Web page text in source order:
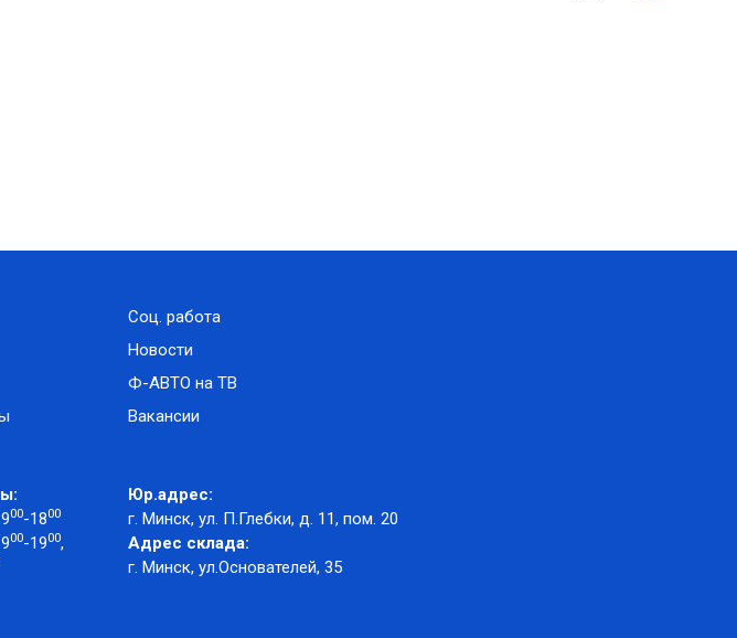
Соц. работа
Новости
Ф-АВТО на ТВ
Вакансии
00-1800
00-1900,
Юр.адрес:
г. Минск, ул. П.Глебки, д. 11, пом. 20
Адрес склада:
г. Минск, ул.Основателей, 35